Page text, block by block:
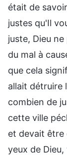
était de
justes qu'Il
juste, Dieu
du mal à
que cela
allait détruire
combien de
cette ville
et devait être
yeux de